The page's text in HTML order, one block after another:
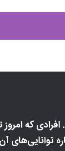
که امروز
توانایی‌های